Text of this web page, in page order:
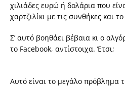
χιλιάδες ευρώ ή δολάρια που
χαρτζιλίκι με τις συνθήκες και
Σ’ αυτό βοηθάει βέβαια κι ο
το Facebook, αντίστοιχα. Έτσι;
Αυτό είναι το μεγάλο πρόβλημα